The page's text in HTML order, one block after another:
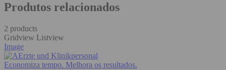
Produtos relacionados
2 products
Gridview Listview
Image
Economiza tempo. Melhora os resultados.